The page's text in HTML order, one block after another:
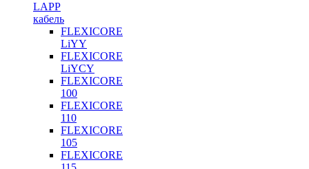
LAPP
кабель
FLEXICORE
LiYY
FLEXICORE
LiYCY
FLEXICORE
100
FLEXICORE
110
FLEXICORE
105
FLEXICORE